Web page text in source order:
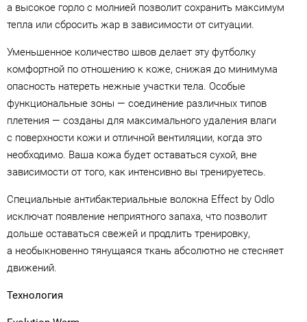
а высокое горло с молнией позволит сохранить максимум
тепла или сбросить жар в зависимости от ситуации.
Уменьшенное количество швов делает эту футболку
комфортной по отношению к коже, снижая до минимума
опасность натереть нежные участки тела. Особые
функциональные зоны — соединение различных типов
плетения — созданы для максимального удаления влаги
с поверхности кожи и отличной вентиляции, когда это
необходимо. Ваша кожа будет оставаться сухой, вне
зависимости от того, как интенсивно вы тренируетесь.
Специальные антибактериальные волокна Effect by Odlo
исключат появление неприятного запаха, что позволит
дольше оставаться свежей и продлить тренировку,
а необыкновенно тянущаяся ткань абсолютно не стесняет
движений.
Технология